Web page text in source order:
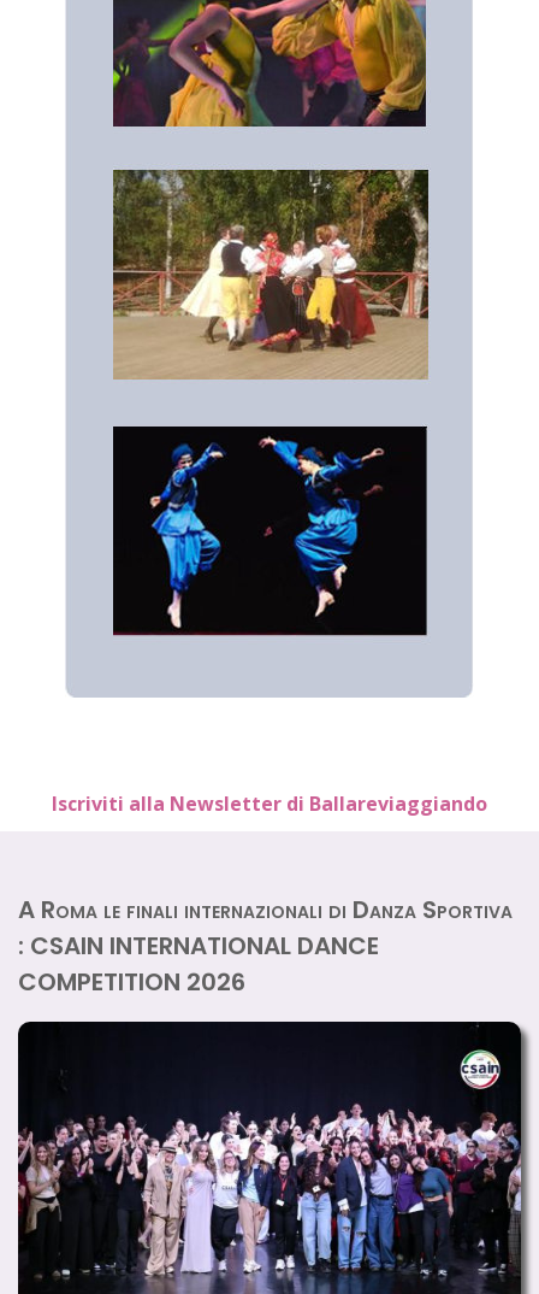
Iscriviti alla Newsletter di Ballareviaggiando
A Roma le finali internazionali di Danza Sportiva
: CSAIN INTERNATIONAL DANCE
COMPETITION 2026